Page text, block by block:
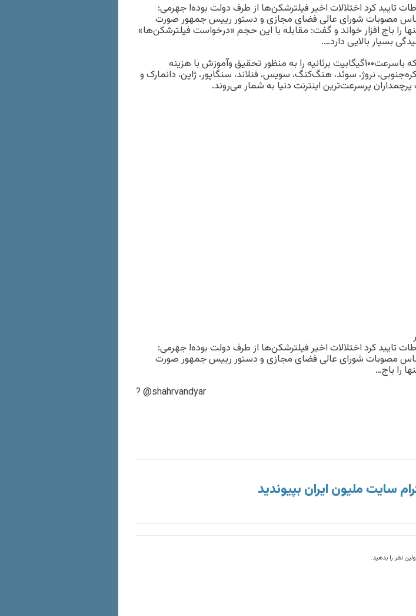
تایید کرد اختلالات اخیر فیلترشکن‌ها از طرف دولت بوده! جهرمی:
اساس مصوبات شورای عالی فضای مجازی و دستور رییس جمهور صورت
را باج افزار خواند و گفت: مقابله با این حجم «درخواست فیلترشکن‌ها»
بسیار بالایی دارد….
سنگاپور دیروز اولین شبکه باسرعت۱۰۰گیگابیت برثانیه را به منظور تحقیق وآموزش با هزینه
کره‌جنوبی، نروژ، سوئد، هنگ‌کنگ، سویس، فنلاند، سنگاپور، ژاپن، دانمارک و
پرچمداران پرسرعت‌ترین اینترنت دنیا به شمار می‌روند.
تایید کرد اختلالات اخیر فیلترشکن‌ها از طرف دولت بوده! جهرمی:
اساس مصوبات شورای عالی فضای مجازی و دستور رییس جمهور صورت
را باج…
? @shahrvandyar
سایت ملیون ایران بپیوندید
نظر را بدهید.